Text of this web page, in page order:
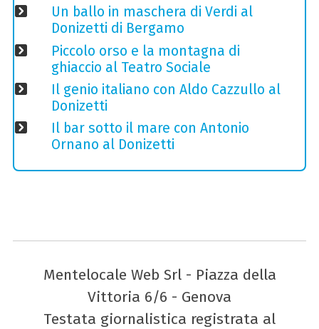
Un ballo in maschera di Verdi al
Donizetti di Bergamo
Piccolo orso e la montagna di
ghiaccio al Teatro Sociale
Il genio italiano con Aldo Cazzullo al
Donizetti
Il bar sotto il mare con Antonio
Ornano al Donizetti
Mentelocale Web Srl - Piazza della
Vittoria 6/6 - Genova
Testata giornalistica registrata al